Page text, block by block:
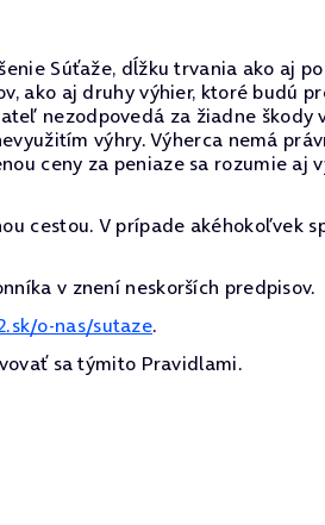
Súťaže, dĺžku trvania ako aj
ako aj druhy výhier, ktoré budú
nezodpovedá za žiadne škody
výhry. Výherca nemá
ceny za peniaze sa rozumie aj
cestou. V prípade akéhokoľvek
v znení neskorších predpisov.
o-nas/sutaze.
sa týmito Pravidlami.